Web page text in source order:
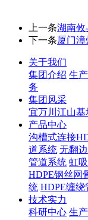
上一条湖南攸
下一条厦门
关于我们
集团介绍 生
务
集团风采
宜万川江山基
产品中心
沟槽式连接
道系统 无翻
管道系统 虹
HDPE钢丝网
统 HDPE缠
技术实力
科研中心 生